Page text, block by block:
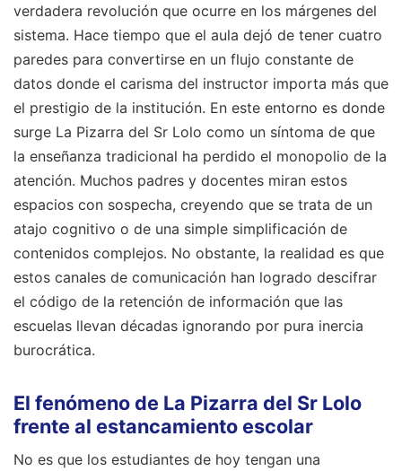
verdadera revolución que ocurre en los márgenes del
sistema. Hace tiempo que el aula dejó de tener cuatro
paredes para convertirse en un flujo constante de
datos donde el carisma del instructor importa más que
el prestigio de la institución. En este entorno es donde
surge La Pizarra del Sr Lolo como un síntoma de que
la enseñanza tradicional ha perdido el monopolio de la
atención. Muchos padres y docentes miran estos
espacios con sospecha, creyendo que se trata de un
atajo cognitivo o de una simple simplificación de
contenidos complejos. No obstante, la realidad es que
estos canales de comunicación han logrado descifrar
el código de la retención de información que las
escuelas llevan décadas ignorando por pura inercia
burocrática.
El fenómeno de La Pizarra del Sr Lolo
frente al estancamiento escolar
No es que los estudiantes de hoy tengan una